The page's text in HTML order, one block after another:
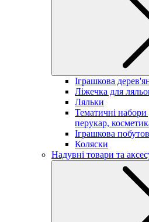
Іграшкова
Ліжечка для
Ляльки
Тематичні набори
перукар,
Іграшкова
Коляски
Надувні товари та